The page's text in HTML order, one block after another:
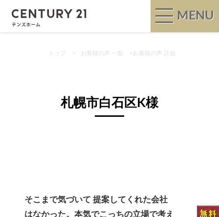
MENU
トップ > お客様の声 一覧 > お客様の声 詳細
札幌市白石区K様
そこまで気づいて 提案してくれた会社
はなかった。本気でこっちの立場で考え